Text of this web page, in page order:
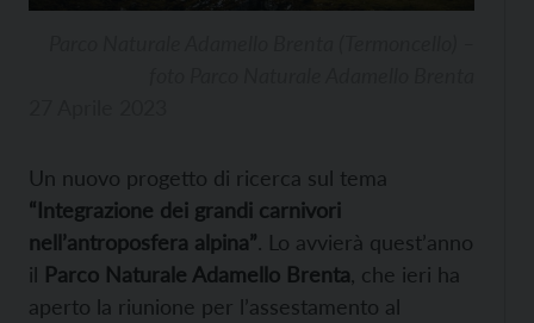
Un nuovo progetto di ricerca sul tema
“Integrazione dei grandi carnivori
nell’antroposfera alpina”. Lo avvierà quest’anno
il Parco Naturale Adamello Brenta , che ieri ha
aperto la riunione per l’assestamento al